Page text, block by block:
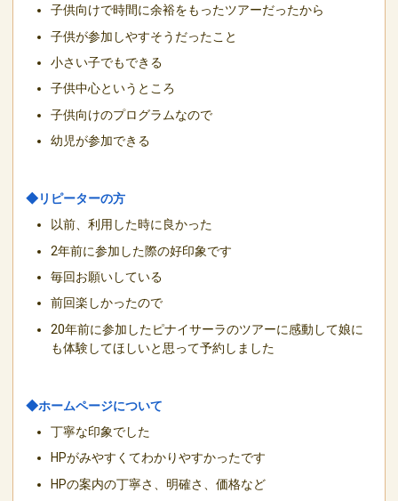
子供向けで時間に余裕をもったツアーだったから
子供が参加しやすそうだったこと
小さい子でもできる
子供中心というところ
子供向けのプログラムなので
幼児が参加できる
◆リピーターの方
以前、利用した時に良かった
2年前に参加した際の好印象です
毎回お願いしている
前回楽しかったので
20年前に参加したピナイサーラのツアーに感動して娘に
も体験してほしいと思って予約しました
◆ホームページについて
丁寧な印象でした
HPがみやすくてわかりやすかったです
HPの案内の丁寧さ、明確さ、価格など